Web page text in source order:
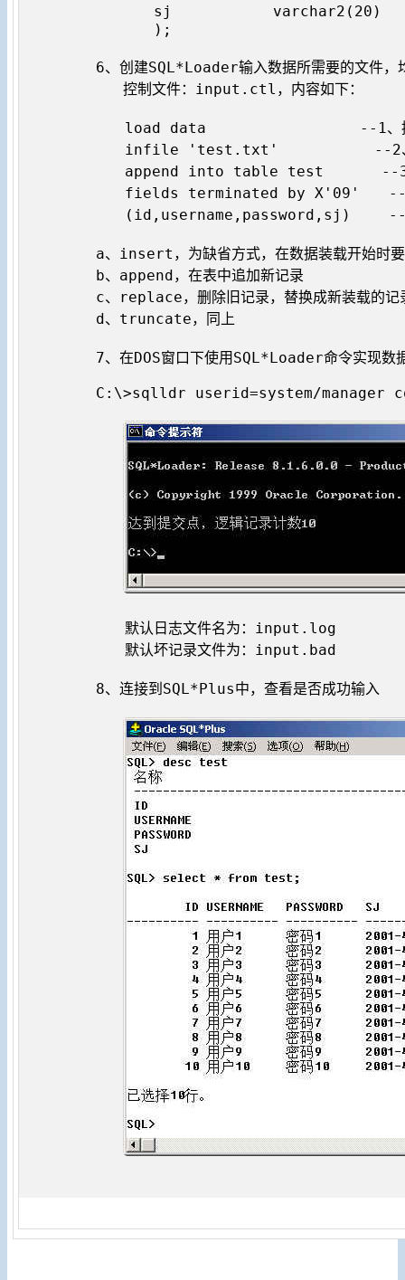
sj　　　　　　　varchar2(20)　　
);
6、创建SQL*Loader输入数据所需要的文件
   控制文件：input.ctl，内容如下：
load data　　　　　　　　　　 --1、
infile 'test.txt'　　　　　　 --2、
append into table test　　　　--3
fields terminated by X'09'　　--4、
(id,username,password,sj)　　
a、insert，为缺省方式，在数据装载开始时
b、append，在表中追加新记录
c、replace，删除旧记录，替换成新装载的记
d、truncate，同上
7、在DOS窗口下使用SQL*Loader命令实现数
C:\>sqlldr userid=system/
默认日志文件名为：input.log
默认坏记录文件为：input.bad
8、连接到SQL*Plus中，查看是否成功输入